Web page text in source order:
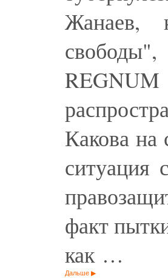
Жанаев,
свободы",
Какова на
ситуация
факт
как …
Дальше